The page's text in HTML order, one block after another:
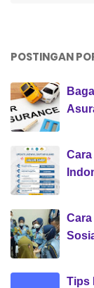
POSTINGAN
Tips